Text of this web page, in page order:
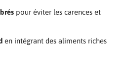
pour éviter les carences et
en intégrant des aliments riches